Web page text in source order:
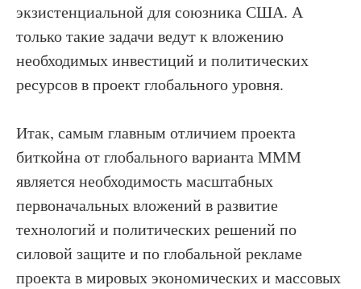
экзистенциальной для союзника США. А
только такие задачи ведут к вложению
необходимых инвестиций и политических
ресурсов в проект глобального уровня.
Итак, самым главным отличием проекта
биткойна от глобального варианта МММ
является необходимость масштабных
первоначальных вложений в развитие
технологий и политических решений по
силовой защите и по глобальной рекламе
проекта в мировых экономических и массовых